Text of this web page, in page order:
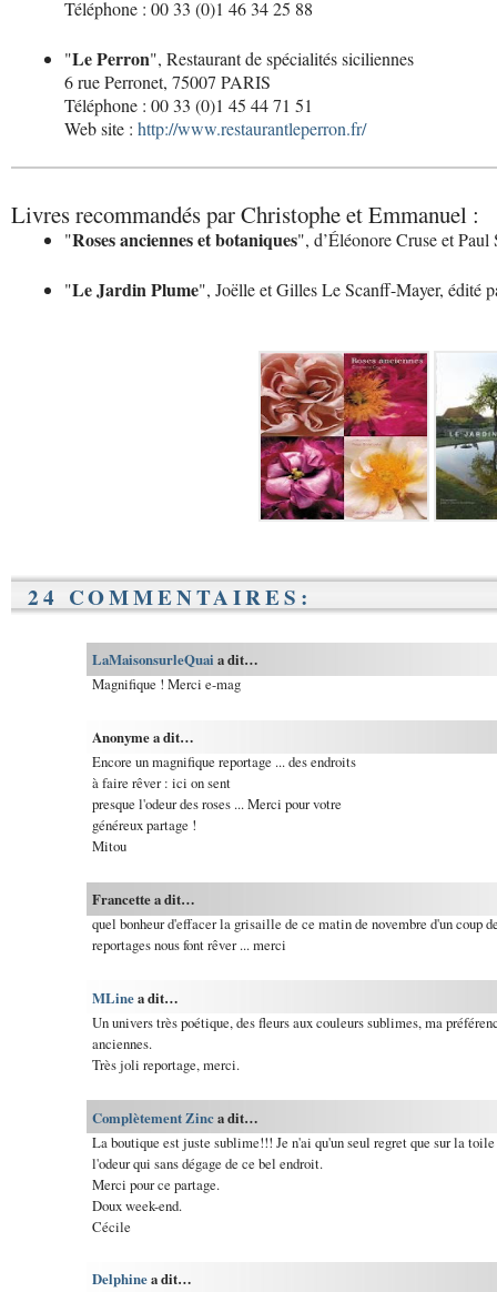
Téléphone : 00 33 (0)1 46 34 25 88
"Le Perron", Restaurant de spécialités siciliennes
6 rue Perronet, 75007 PARIS
Téléphone : 00 33 (0)1 45 44 71 51
Web site : http://www.restaurantleperron.fr/
Livres recommandés par Christophe et Emmanuel :
"Roses anciennes et botaniques", d’Éléonore Cruse et
"Le Jardin Plume", Joëlle et Gilles Le Scanff-Mayer, édité
24 COMMENTAIRES:
LaMaisonsurleQuai a dit…
Magnifique ! Merci e-mag
Anonyme a dit…
Encore un magnifique reportage ... des endroits
à faire rêver : ici on sent
presque l'odeur des roses ... Merci pour votre
généreux partage !
Mitou
Francette a dit…
quel bonheur d'effacer la grisaille de ce matin de novembre d'un coup
reportages nous font rêver ... merci
MLinea dit…
Un univers très poétique, des fleurs aux couleurs sublimes, ma
anciennes.
Très joli reportage, merci.
Complètement Zinca dit…
La boutique est juste sublime!!! Je n'ai qu'un seul regret que sur la toile
l'odeur qui sans dégage de ce bel endroit.
Merci pour ce partage.
Doux week-end.
Cécile
Delphinea dit…